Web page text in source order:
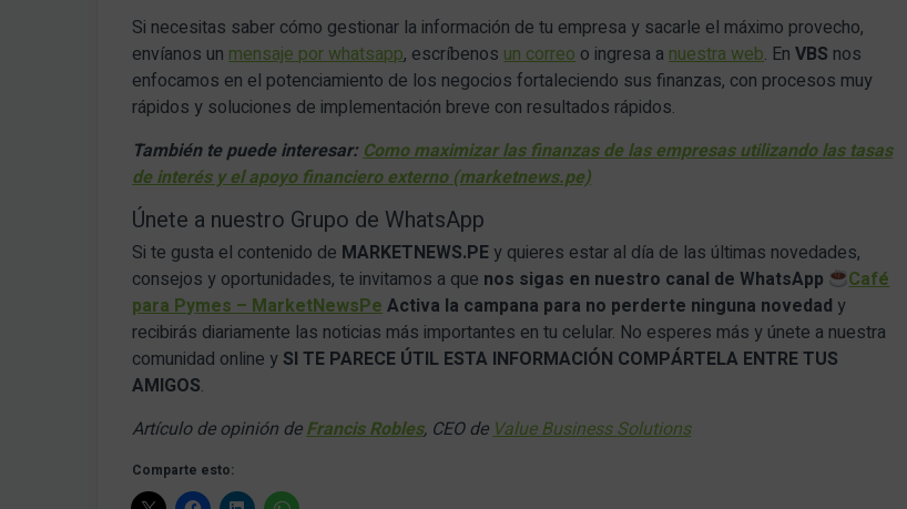
Si necesitas saber cómo gestionar la información de tu empresa y sacarle el máximo provecho,
envíanos unmensaje por whatsapp, escríbenosun correo o ingresa anuestra web. EnVBS nos
enfocamos en el potenciamiento de los negocios fortaleciendo sus finanzas, con procesos muy
rápidos y soluciones de implementación breve con resultados rápidos.
También te puede interesar:Como maximizar las finanzas de las empresas utilizando las tasas
de interés y el apoyo financiero externo (marketnews.pe)
Únete a nuestro Grupo de WhatsApp
Si te gusta el contenido de MARKETNEWS.PE y quieres estar al día de las últimas novedades,
consejos y oportunidades, te invitamos a que nos sigas en nuestro canal de WhatsApp
Café
para Pymes – MarketNewsPeActiva la campana para no perderte ninguna novedad y
recibirás diariamente las noticias más importantes en tu celular. No esperes más y únete a nuestra
comunidad online y SI TE PARECE ÚTIL ESTA INFORMACIÓN COMPÁRTELA ENTRE TUS
AMIGOS.
Artículo de opinión deFrancis Robles, CEO deValue Business Solutions
Comparte esto: